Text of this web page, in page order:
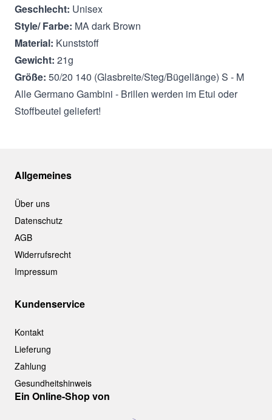
Geschlecht: Unisex
Style/ Farbe: MA dark Brown
Material: Kunststoff
Gewicht: 21g
Größe: 50/20 140 (Glasbreite/Steg/Bügellänge) S - M
Alle Germano Gambini - Brillen werden im Etui oder
Stoffbeutel geliefert!
Allgemeines
Über uns
Datenschutz
AGB
Widerrufsrecht
Impressum
Kundenservice
Kontakt
Lieferung
Zahlung
Gesundheitshinweis
Ein Online-Shop von